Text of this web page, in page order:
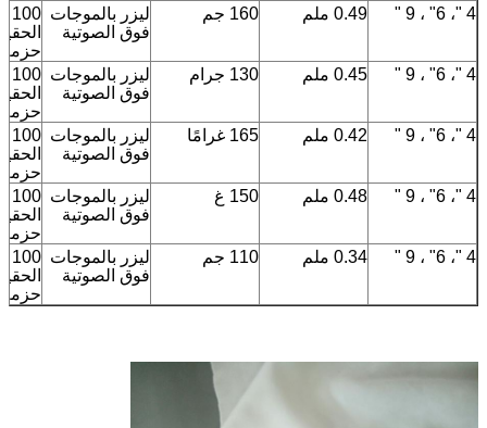
4 "، 6" ، 9 "
0.49 ملم 160 جم
ليزر بالموجات
فوق الصوتية
4 "، 6" ، 9 "
0.45 ملم 130 جرام
ليزر بالموجات
فوق الصوتية
4 "، 6" ، 9 "
0.42 ملم 165 غرامًا
ليزر بالموجات
فوق الصوتية
4 "، 6" ، 9 "
0.48 ملم 150 غ
ليزر بالموجات
فوق الصوتية
4 "، 6" ، 9 "
0.34 ملم 110 جم
ليزر بالموجات
فوق الصوتية